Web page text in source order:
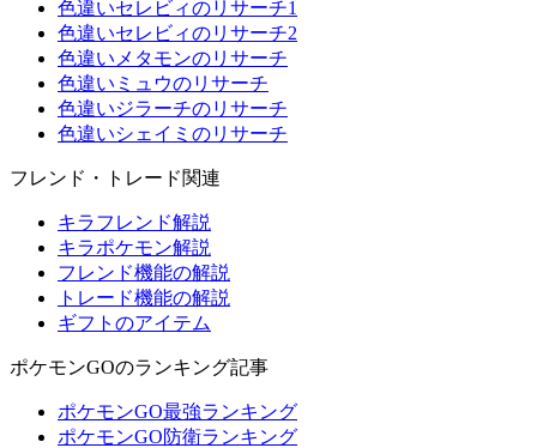
色違いセレビィのリサーチ1
色違いセレビィのリサーチ2
色違いメタモンのリサーチ
色違いミュウのリサーチ
色違いジラーチのリサーチ
色違いシェイミのリサーチ
フレンド・トレード関連
キラフレンド解説
キラポケモン解説
フレンド機能の解説
トレード機能の解説
ギフトのアイテム
ポケモンGOのランキング記事
ポケモンGO最強ランキング
ポケモンGO防衛ランキング